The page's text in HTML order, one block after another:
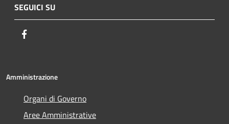
SEGUICI SU
Amministrazione
Organi di Governo
Aree Amministrative